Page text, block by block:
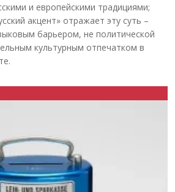
и европейскими традициями;
акцент» отражает эту суть –
барьером, не политической
культурным отпечатком в